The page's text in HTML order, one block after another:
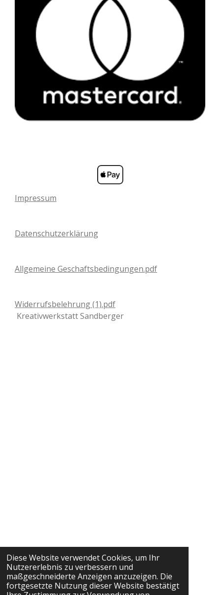
Diese Website verwendet Cookies, um Ihr
Nutzererlebnis zu verbessern und
maßgeschneiderte Anzeigen anzuzeigen. Die
fortgesetzte Nutzung dieser Website bestätigt
Impressum
Datenschutzerklärung
Allgemeine Geschaftsbedingungen.pdf
Widerrufsbelehrung (1).pdf
Kreativwerkstatt Sandberger